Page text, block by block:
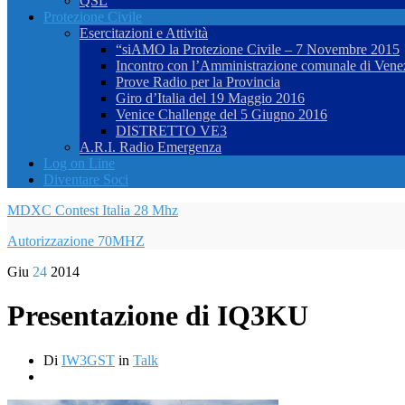
Protezione Civile
Esercitazioni e Attività
“siAMO la Protezione Civile – 7 Novembre 2015
Incontro con l’Amministrazione comunale di
Prove Radio per la Provincia
Giro d’Italia del 19 Maggio 2016
Venice Challenge del 5 Giugno 2016
DISTRETTO VE3
A.R.I. Radio Emergenza
Log on Line
Diventare Soci
MDXC Contest Italia 28 Mhz
Autorizzazione 70MHZ
Giu 24 2014
Presentazione di IQ3KU
Di IW3GST in Talk